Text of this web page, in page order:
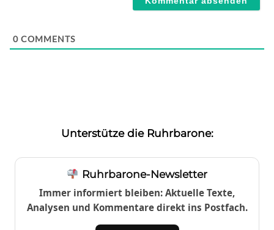
0 COMMENTS
Unterstütze die Ruhrbarone:
Ruhrbarone-Newsletter
Immer informiert bleiben: Aktuelle Texte,
Analysen und Kommentare direkt ins Postfach.